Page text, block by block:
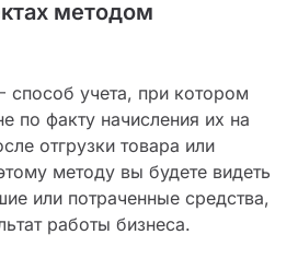
методом
способ учета, при котором
по факту начисления их на
отгрузки товара или
методу вы будете видеть
или потраченные средства,
работы бизнеса.